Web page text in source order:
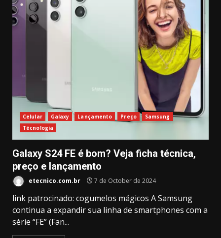
Celular Galaxy Lançamento Preço
Samsung
Técnologia
Galaxy S24 FE é bom? Veja ficha técnica,
preço e lançamento
etecnico.com.br 7 de October de 2024
link patrocinado: cogumelos mágicos A Samsung
continua a expandir sua linha de smartphones com a
série “FE” (Fan...